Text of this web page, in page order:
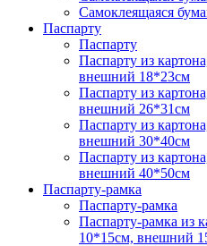
Самоклеящаяся
Паспарту
Паспарту
Паспарту из
внешний 18*23см
Паспарту из
внешний 26*31см
Паспарту из
внешний 30*40см
Паспарту из
внешний 40*50см
Паспарту-рамка
Паспарту-рамка
Паспарту-рамка из
10*15см, внешний